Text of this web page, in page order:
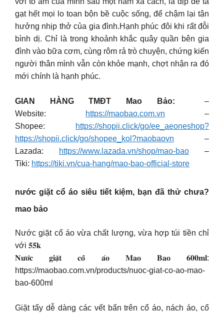
gạt hết mọi lo toan bộn bề cuộc sống, để chậm lại tận
hưởng nhịp thở của gia đình.Hạnh phúc đôi khi rất đỗi
bình dị. Chỉ là trong khoảnh khắc quây quần bên gia
đình vào bữa cơm, cùng rôm rả trò chuyện, chứng kiến
người thân mình vẫn còn khỏe mạnh, chợt nhận ra đó
mới chính là hạnh phúc.
GIAN HÀNG TMĐT Mao Bảo:
–
Website:
https://maobao.com.vn –
Shopee:
https://shopii.click/go/ee_aeoneshop?
https://shopii.click/go/shopee_kol?maobaovn –
Lazada:
https://www.lazada.vn/shop/mao-bao –
Tiki: https://tiki.vn/cua-hang/mao-bao-official-store
nước giặt cổ áo siêu tiết kiệm, bạn đã thử chưa?
mao bảo
Nước giặt cổ áo vừa chất lượng, vừa hợp túi tiền chỉ
với 𝟓𝟓𝐤
𝐍𝐮̛𝐨̛́𝐜 𝐠𝐢𝐚̣̆𝐭 𝐜𝐨̂̉ 𝐚́𝐨 𝐌𝐚𝐨 𝐁𝐚𝐨 𝟔𝟎𝟎𝐦𝐥:
https://maobao.com.vn/products/nuoc-giat-co-ao-mao-
bao-600ml
Giặt tẩy dễ dàng các vết bẩn trên cổ áo, nách áo, cổ